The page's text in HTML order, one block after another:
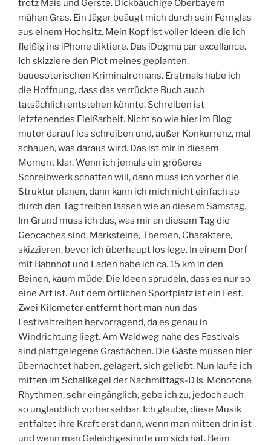
trotz Mais und Gerste. Dickbäuchige Oberbayern
mähen Gras. Ein Jäger beäugt mich durch sein Fernglas
aus einem Hochsitz. Mein Kopf ist voller Ideen, die ich
fleißig ins iPhone diktiere. Das iDogma par excellance.
Ich skizziere den Plot meines geplanten,
bauesoterischen Kriminalromans. Erstmals habe ich
die Hoffnung, dass das verrückte Buch auch
tatsächlich entstehen könnte. Schreiben ist
letztenendes Fleißarbeit. Nicht so wie hier im Blog
muter darauf los schreiben und, außer Konkurrenz, mal
schauen, was daraus wird. Das ist mir in diesem
Moment klar. Wenn ich jemals ein größeres
Schreibwerk schaffen will, dann muss ich vorher die
Struktur planen, dann kann ich mich nicht einfach so
durch den Tag treiben lassen wie an diesem Samstag.
Im Grund muss ich das, was mir an diesem Tag die
Geocaches sind, Marksteine, Themen, Charaktere,
skizzieren, bevor ich überhaupt los lege. In einem Dorf
mit Bahnhof und Laden habe ich ca. 15 km in den
Beinen, kaum müde. Die Ideen sprudeln, dass es nur so
eine Art ist. Auf dem örtlichen Sportplatz ist ein Fest.
Zwei Kilometer entfernt hört man nun das
Festivaltreiben hervorragend, da es genau in
Windrichtung liegt. Am Waldweg nahe des Festivals
sind plattgelegene Grasflächen. Die Gäste müssen hier
übernachtet haben, gelagert, sich geliebt. Nun laufe ich
mitten im Schallkegel der Nachmittags-DJs. Monotone
Rhythmen, sehr eingänglich, gebe ich zu, jedoch auch
so unglaublich vorhersehbar. Ich glaube, diese Musik
entfaltet ihre Kraft erst dann, wenn man mitten drin ist
und wenn man Geleichgesinnte um sich hat. Beim